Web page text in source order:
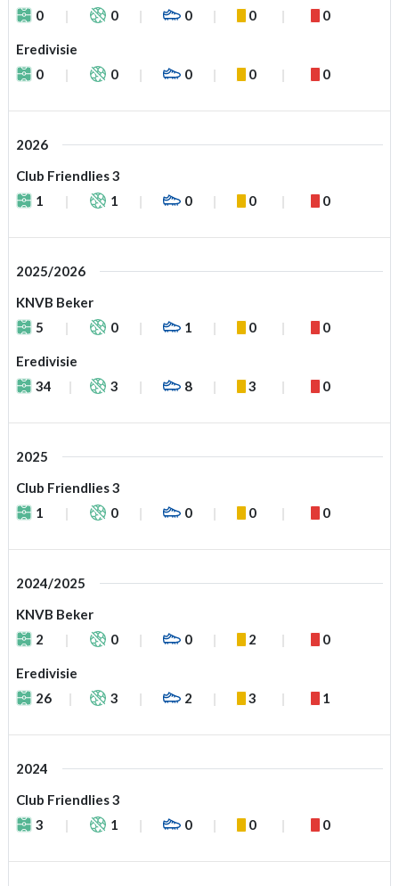
0
0 0 0 0
Eredivisie
0
0 0 0 0
2026
Club Friendlies 3
1
1 0 0 0
2025/2026
KNVB Beker
5
0 1 0 0
Eredivisie
34
3 8 3 0
2025
Club Friendlies 3
1
0 0 0 0
2024/2025
KNVB Beker
2
0 0 2 0
Eredivisie
26
3 2 3 1
2024
Club Friendlies 3
3
1 0 0 0